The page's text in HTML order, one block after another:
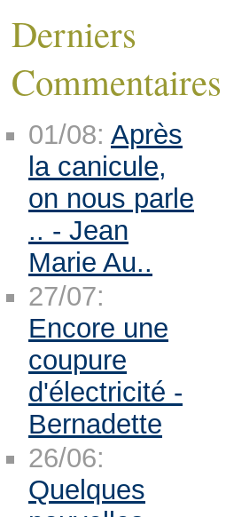
Derniers
Commentaires
01/08: Après
la canicule,
on nous parle
.. - Jean
Marie Au..
27/07:
Encore une
coupure
d'électricité -
Bernadette
26/06:
Quelques